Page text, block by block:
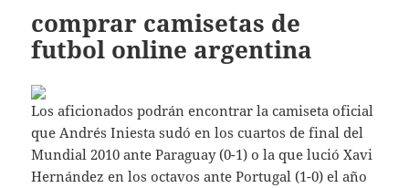
comprar camisetas de
futbol online argentina
Los aficionados podrán encontrar la camiseta oficial
que Andrés Iniesta sudó en los cuartos de final del
Mundial 2010 ante Paraguay (0-1) o la que lució Xavi
Hernández en los octavos ante Portugal (1-0) el año